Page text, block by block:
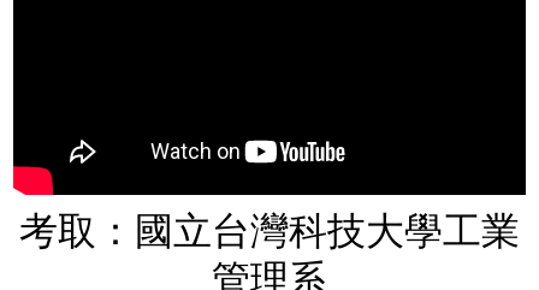
考取：國立台灣科技大學工業
管理系